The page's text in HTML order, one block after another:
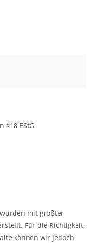
§18 EStG
mit größter
Für die Richtigkeit,
können wir jedoch